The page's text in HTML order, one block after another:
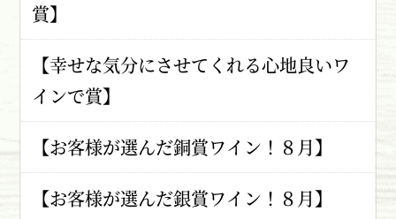
賞】
【幸せな気分にさせてくれる心地良いワ
インで賞】
【お客様が選んだ銅賞ワイン！８月】
【お客様が選んだ銀賞ワイン！８月】